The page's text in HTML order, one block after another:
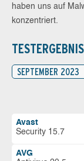
haben uns auf
konzentriert.
SEPTEMBER 2023
Avast
Security 15.7
AVG